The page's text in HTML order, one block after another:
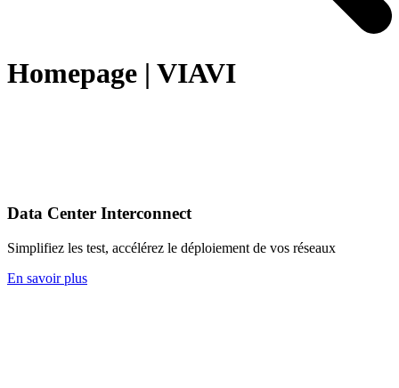
Homepage | VIAVI
Data Center Interconnect
Simplifiez les test, accélérez le déploiement de vos réseaux
En savoir plus